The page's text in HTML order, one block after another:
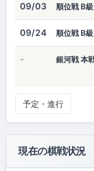
09/03 順位戦 B
09/24 順位戦 B
- 銀河戦 本
予定・進行
現在の棋戦状況